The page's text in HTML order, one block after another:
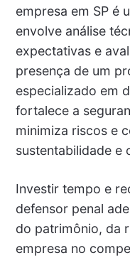
empresa em SP é
envolve análise
expectativas e
presença de um
especializado em
fortalece a
minimiza riscos e
sustentabilidade e
Investir tempo e
defensor penal
do patrimônio, da
empresa no